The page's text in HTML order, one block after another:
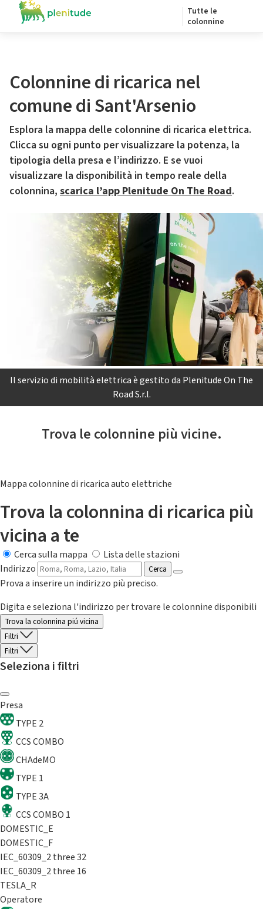
Tutte le
colonnine
Colonnine di ricarica nel
comune di Sant'Arsenio
Esplora la mappa delle colonnine di ricarica elettrica.
Clicca su ogni punto per visualizzare la potenza, la
tipologia della presa e l’indirizzo. E se vuoi
visualizzare la disponibilità in tempo reale della
colonnina, scarica l’app Plenitude On The Road.
Il servizio di mobilità elettrica è gestito da Plenitude On The
Road S.r.l.
Trova le colonnine più vicine.
Mappa colonnine di ricarica auto elettriche
Trova la colonnina di ricarica più
vicina a te
Cerca sulla mappa
Lista delle stazioni
Indirizzo
Cerca
Prova a inserire un indirizzo più preciso.
Digita e seleziona l'indirizzo per trovare le colonnine disponibili
Trova la colonnina piú vicina
Filtri
Filtri
Seleziona i filtri
Presa
TYPE 2
CCS COMBO
CHAdeMO
TYPE 1
TYPE 3A
CCS COMBO 1
DOMESTIC_E
DOMESTIC_F
IEC_60309_2 three 32
IEC_60309_2 three 16
TESLA_R
Operatore